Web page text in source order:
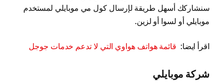
سنشاركك أسهل طريقة لإرسال كول مي موبايلي لمستخدم
موبايلي أو لسوا أو لزين.
اقرأ ايضا: قائمة هواتف هواوي التي لا تدعم خدمات جوجل
شركة موبايلي